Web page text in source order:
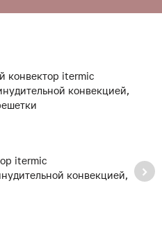
itermic
конвекцией,